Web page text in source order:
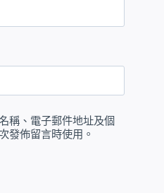
稱、電子郵件地址及個
發佈留言時使用。